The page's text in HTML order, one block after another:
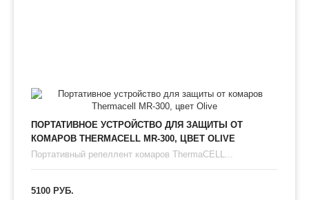
ПОРТАТИВНОЕ УСТРОЙСТВО ДЛЯ ЗАЩИТЫ ОТ
КОМАРОВ THERMAСЕLL MR-300, ЦВЕТ OLIVE
Портативный репеллент комаров ThermaCELL...
5100 РУБ.